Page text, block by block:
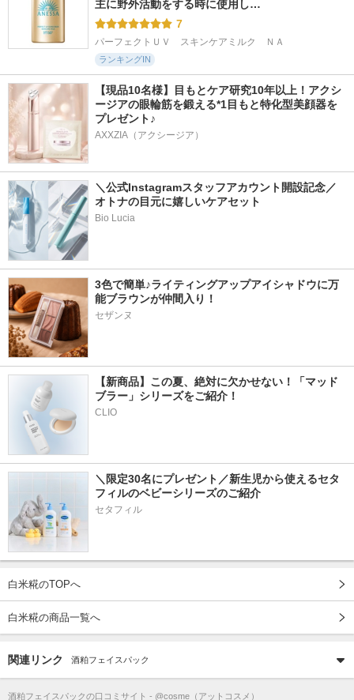
主に野外活動をする時に使用し…
7
パーフェクトＵＶ　スキンケアミルク　ＮＡ
ランキングIN
【現品10名様】目もとケア研究10年以上！アクシ
ージアの眼輪筋を鍛える*1目もと特化型美顔器を
プレゼント♪
AXXZIA（アクシージア）
＼公式Instagramスタッフアカウント開設記念／
オトナの目元に嬉しいケアセット
Bio Lucia
3色で簡単♪ライティングアップアイシャドウに万
能ブラウンが仲間入り！
セザンヌ
【新商品】この夏、絶対に欠かせない！「マッド
ブラー」シリーズをご紹介！
CLIO
＼限定30名にプレゼント／新生児から使えるセタ
フィルのベビーシリーズのご紹介
セタフィル
白米糀のTOPへ
白米糀の商品一覧へ
関連リンク 酒粕フェイスパック
酒粕フェイスパックの口コミサイト - @cosme（アットコスメ）